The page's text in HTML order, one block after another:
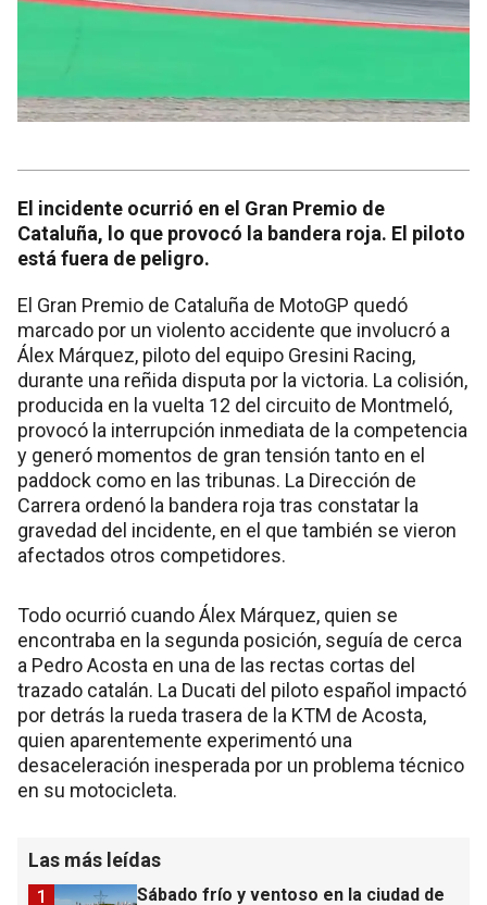
El incidente ocurrió en el Gran Premio de
Cataluña, lo que provocó la bandera roja. El piloto
está fuera de peligro.
El Gran Premio de Cataluña de MotoGP quedó
marcado por un violento accidente que involucró a
Álex Márquez, piloto del equipo Gresini Racing,
durante una reñida disputa por la victoria. La colisión,
producida en la vuelta 12 del circuito de Montmeló,
provocó la interrupción inmediata de la competencia
y generó momentos de gran tensión tanto en el
paddock como en las tribunas. La Dirección de
Carrera ordenó la bandera roja tras constatar la
gravedad del incidente, en el que también se vieron
afectados otros competidores.
Todo ocurrió cuando Álex Márquez, quien se
encontraba en la segunda posición, seguía de cerca
a Pedro Acosta en una de las rectas cortas del
trazado catalán. La Ducati del piloto español impactó
por detrás la rueda trasera de la KTM de Acosta,
quien aparentemente experimentó una
desaceleración inesperada por un problema técnico
en su motocicleta.
Las más leídas
Sábado frío y ventoso en la ciudad de
1